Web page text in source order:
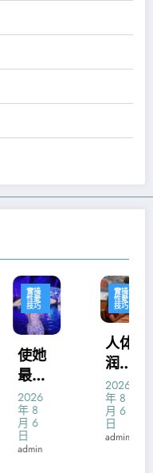
實操
性愛
技巧
使她
最易
达到
性高
潮体
位的
2026
年 8
月 6
admin
實操
性愛
技巧
人体
润滑
液什
么牌
子好
2026
年 8
月 6
admin